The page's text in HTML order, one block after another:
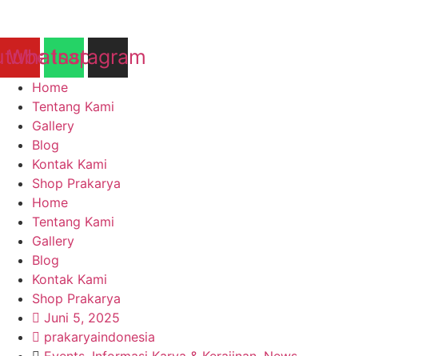
Whatsapp
Instagram
Home
Tentang Kami
Gallery
Blog
Kontak Kami
Shop Prakarya
Home
Tentang Kami
Gallery
Blog
Kontak Kami
Shop Prakarya
Juni 5, 2025
prakaryaindonesia